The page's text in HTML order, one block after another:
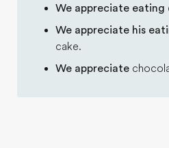
We appreciate eating
We appreciate his
cake.
We appreciate